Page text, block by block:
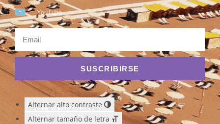
YouTube
SUSCRIBIRSE
Alternar alto contraste
Alternar tamaño de letra